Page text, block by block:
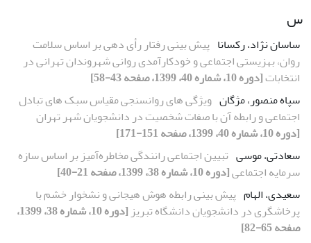
س
ساسان نژاد، رکسانا پیش بینی رفتار رأی دهی بر اساس سلامت
روان، بهزیستی اجتماعی و خودکارآمدی روانی شهروندان تهرانی در
انتخابات[دوره 10، شماره 40، 1399، صفحه 43-58]
سپاه منصور، مژگان ویژگی های روانسنجی مقیاس سبک های تبادل
اجتماعی و رابطه آن با صفات شخصیت در دانشجویان شهر تهران
[دوره 10، شماره 40، 1399، صفحه 151-171]
سعادتی، موسی تبیین اجتماعی رانندگی مخاطره‌آمیز بر اساس سازه
سرمایه‌ اجتماعی[دوره 10، شماره 38، 1399، صفحه 21-40]
سعیدی، الهام پیش بینی رابطه هوش هیجانی و نشخوار خشم با
پرخاشگری در دانشجویان دانشگاه تبریز
[دوره 10، شماره 38، 1399،
صفحه 65-82]